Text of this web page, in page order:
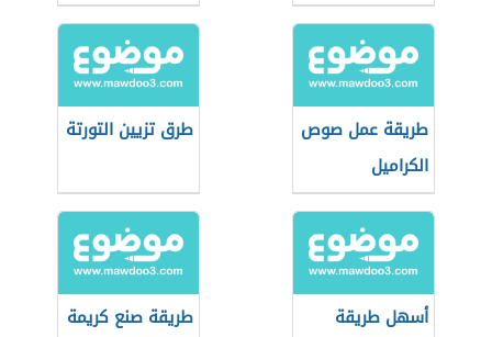
طريقة عمل صوص
الكراميل
طرق تزيين التورتة
أسهل طريقة
طريقة صنع كريمة